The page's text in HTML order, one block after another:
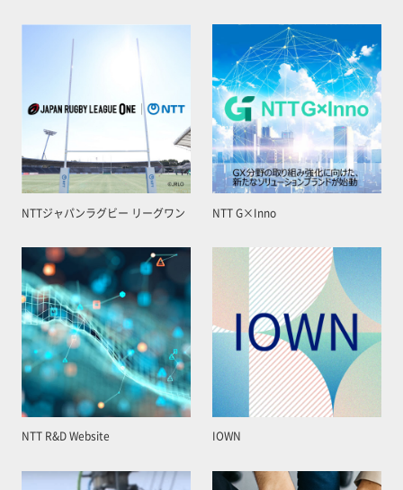
NTTジャパンラグビー リーグワン NTT G×Inno
NTT R&D Website IOWN